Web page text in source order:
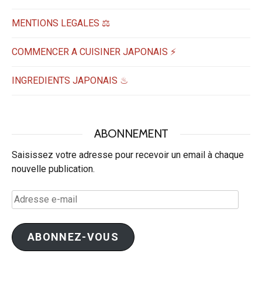
MENTIONS LEGALES ⚖️
COMMENCER A CUISINER JAPONAIS ⚡
INGREDIENTS JAPONAIS ♨
ABONNEMENT
Saisissez votre adresse pour recevoir un email à chaque
nouvelle publication.
Adresse
e-
mail
ABONNEZ-VOUS